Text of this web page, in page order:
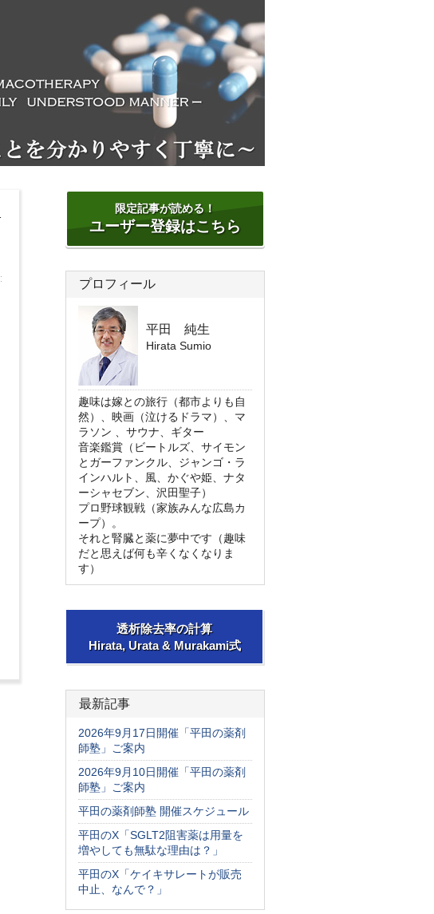
限定記事が読める！
ユーザー登録はこちら
プロフィール
平田 純生
Hirata Sumio
趣味は嫁との旅行（都市よりも自
然）、映画（泣けるドラマ）、マ
ラソン 、サウナ、ギター
音楽鑑賞（ビートルズ、サイモン
とガーファンクル、ジャンゴ・ラ
インハルト、風、かぐや姫、ナタ
ーシャセブン、沢田聖子）
プロ野球観戦（家族みんな広島カ
ープ）。
それと腎臓と薬に夢中です（趣味
だと思えば何も辛くなくなりま
す）
透析除去率の計算
Hirata, Urata & Murakami式
最新記事
2026年9月17日開催「平田の薬剤
師塾」ご案内
2026年9月10日開催「平田の薬剤
師塾」ご案内
平田の薬剤師塾 開催スケジュール
平田のX「SGLT2阻害薬は用量を
増やしても無駄な理由は？」
平田のX「ケイキサレートが販売
中止、なんで？」